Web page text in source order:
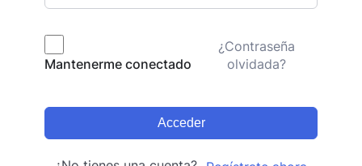
Mantenerme conectado
¿Contraseña
olvidada?
Acceder